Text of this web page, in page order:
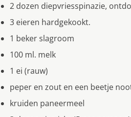
2 dozen diepvriesspinazie,
3 eieren hardgekookt.
1 beker slagroom
100 ml. melk
1 ei (rauw)
peper en zout en een beetje
kruiden paneermeel